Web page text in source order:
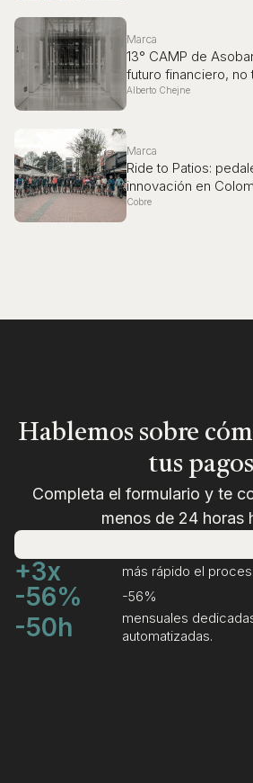
Marca
13° CAMP de
futuro financiero, no
Alberto Chejne
Marca
Ride to Patios:
innovación en
Cobre
Hablemos sobre
tus pagos
Completa el formulario y te
menos de 24 horas
+3x más rápido el
-56% -56%
-50h
mensuales
automatizadas.